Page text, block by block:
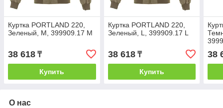
Куртка PORTLAND 220,
Зеленый, M, 399909.17 M
38 618 ₸
Купить
Куртка PORTLAND 220,
Зеленый, L, 399909.17 L
38 618₸
Купить
38
О нас